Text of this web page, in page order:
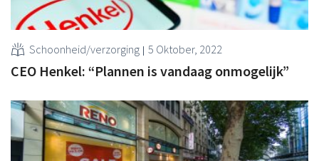
Schoonheid/verzorging 5 Oktober, 2022
CEO Henkel: “Plannen is vandaag onmogelijk”